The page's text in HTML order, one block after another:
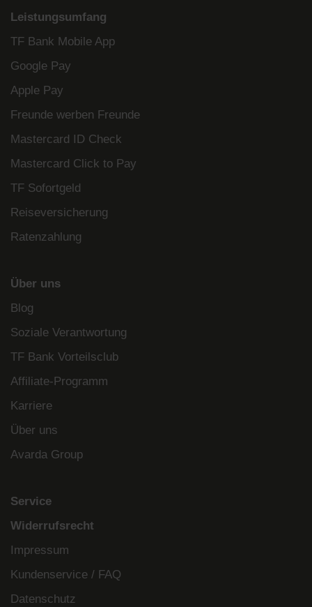
Leistungsumfang
TF Bank Mobile App
Google Pay
Apple Pay
Freunde werben Freunde
Mastercard ID Check
Mastercard Click to Pay
TF Sofortgeld
Reiseversicherung
Ratenzahlung
Über uns
Blog
Soziale Verantwortung
TF Bank Vorteilsclub
Affiliate-Programm
Karriere
Über uns
Avarda Group
Service
Widerrufsrecht
Impressum
Kundenservice / FAQ
Datenschutz